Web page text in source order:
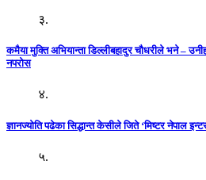
३.
कमैया मुक्ति अभियान्ता डिल्लीबहादुर चौधरीले भने –
नपरोस
४.
ज्ञानज्योति पढेका सिद्धान्त केसीले जिते ‘मिष्टर नेपाल
५.